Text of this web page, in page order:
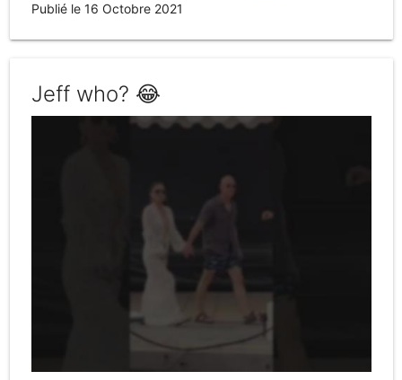
Publié le 16 Octobre 2021
Jeff who? 😂